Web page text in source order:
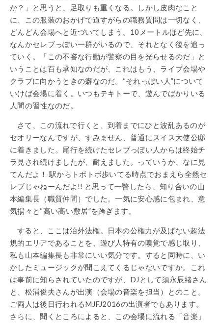
か？」と思うと、足取りも重くなる。しかし皮肉なこと
に、この服装のおかげで道すがらの職務質問は一切なく、
どんどん会場へと近づいてしまう。10メートルほど先に、
なんかセレブっぽい一群がいるので、それとなく後を追っ
ていく。「この不審な行動が警察の目を光らせるのだ」と
いうことは百も承知なのだが、これはもう、ライブ会場や
クラブに向かうときの癖なのだ。“それっぽい人”について
いけば会場に着く。いつもテキトーで、遊んでばかりいる
人間の習性なのだ。
さて、この流れで行くと、到着までにひと波乱あるのが
セオリーなんですが、すみません、普通にスイス大使公邸
に着きました。尾行を続けたセレブっぽい人からは終始チ
ラ見され続けましたが、耐えました。っていうか、なに見
てんだよ！ 駅からトボトボ歩いてる時点でおまえら全然セ
レブじゃねーんだよ!! と思って一瞥したら、知り合いの山
本編集長（職質仲間）でした。一気に安心感に包まれ、意
気揚々と“高い高い敷居”を跨ぎます。
すると、ここは治外法権。日本の公権力が及ばない超法
規的エリアであることを、遊び人特有の嗅覚で感じ取り、
私も山本編集長も非常にいい気分です。すると同時に、い
かしたミュージックが聞こえてくるじゃないですか。これ
は事前に知らされていたのですが、DJとして須永辰緒さん
と、松浦俊夫さんが出演（会場の音楽を担当）とのこと。
ご両人は後日行われるMJFJ2016の出演者でもあります。
さらに、聞くところによると、この会場に流れる「音楽」